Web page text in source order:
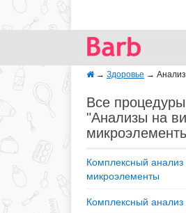
→ Здоровье →
Все
"Анализы на
Комплексный
микроэлементы
Комплексный